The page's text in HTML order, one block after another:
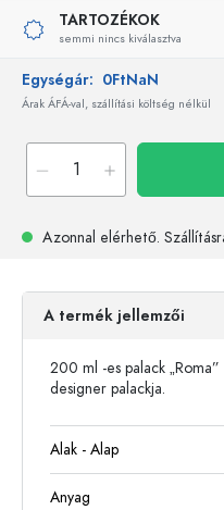
TARTOZÉKOK
semmi nincs kiválasztva
Egységár: 0FtNaN
Árak ÁFÁ-val, szállítási költség nélkül
Azonnal elérhető.
A termék jellemzői
200 ml -es palack
designer palackja.
Alak - Alap
Anyag